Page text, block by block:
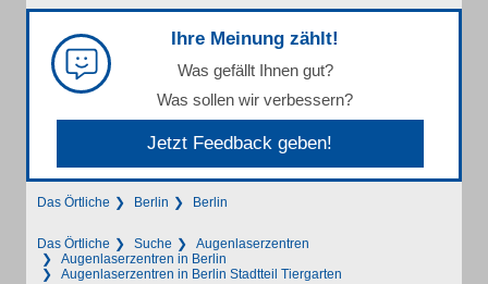
Ihre Meinung zählt!
Was gefällt Ihnen gut?
Was sollen wir verbessern?
Jetzt Feedback geben!
Das Örtliche Berlin Berlin
Das Örtliche Suche
Augenlaserzentren
Augenlaserzentren in Berlin
Augenlaserzentren in Berlin Stadtteil Tiergarten